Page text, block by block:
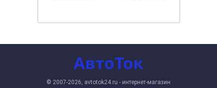
© 2007-2026, avtotok24.ru - интернет-магазин